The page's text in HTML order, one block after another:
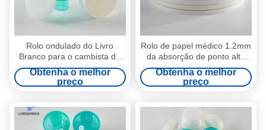
Rolo ondulado do Livro
Branco para o cambista do
calor e da umidade
Obtenha o melhor
preço
Rolo de papel médico 1.2mm
da absorção de ponto alto
HME
Obtenha o melhor
preço